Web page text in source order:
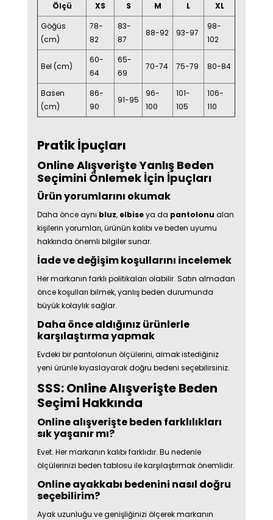
Ölçü XS S M L
XL
Göğüs
(cm)
78-
82
83-
87
88-92 93-97
98-
102
Bel (cm)
60-
64
65-
69
70-74 75-79 80-84
Basen
(cm)
86-
90
91-95
96-
100
101-
105
106-
110
Pratik İpuçları
Online Alışverişte Yanlış Beden
Seçimini Önlemek İçin İpuçları
Ürün yorumlarını okumak
Daha önce aynı bluz, elbiseya da pantolonualan
kişilerin yorumları, ürünün kalıbı ve beden uyumu
hakkında önemli bilgiler sunar.
İade ve değişim koşullarını incelemek
Her markanın farklı politikaları olabilir. Satın almadan
önce koşulları bilmek, yanlış beden durumunda
büyük kolaylık sağlar.
Daha önce aldığınız ürünlerle
karşılaştırma yapmak
Evdeki bir pantolonun ölçülerini, almak istediğiniz
yeni ürünle kıyaslayarak doğru bedeni seçebilirsiniz.
SSS: Online Alışverişte Beden
Seçimi Hakkında
Online alışverişte beden farklılıkları
sık yaşanır mı?
Evet. Her markanın kalıbı farklıdır. Bu nedenle
ölçülerinizi beden tablosu ile karşılaştırmak önemlidir.
Online ayakkabı bedenini nasıl doğru
seçebilirim?
Ayak uzunluğu ve genişliğinizi ölçerek markanın